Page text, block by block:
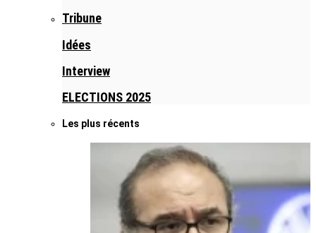
Tribune
Idées
Interview
ELECTIONS 2025
Les plus récents